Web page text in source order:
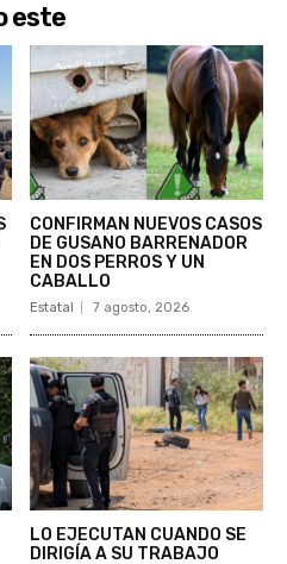
este
CONFIRMAN NUEVOS CASOS
DE GUSANO BARRENADOR
EN DOS PERROS Y UN
CABALLO
Estatal 7 agosto, 2026
LO EJECUTAN CUANDO SE
DIRIGÍA A SU TRABAJO